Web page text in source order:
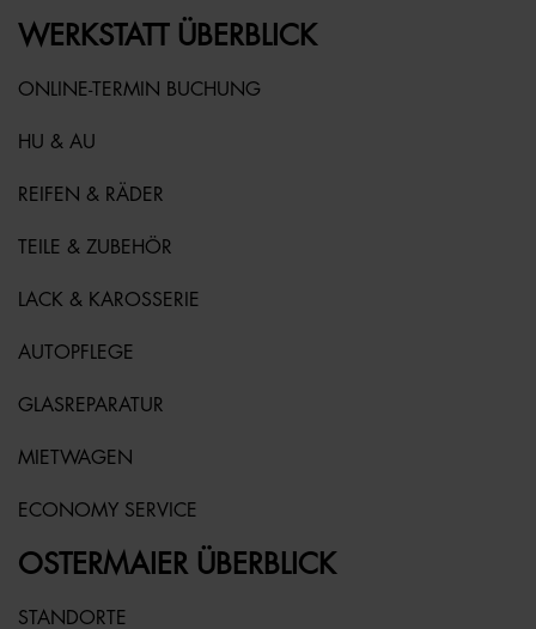
WERKSTATT ÜBERBLICK
ONLINE-TERMIN BUCHUNG
HU & AU
REIFEN & RÄDER
TEILE & ZUBEHÖR
LACK & KAROSSERIE
AUTOPFLEGE
GLASREPARATUR
MIETWAGEN
ECONOMY SERVICE
OSTERMAIER ÜBERBLICK
STANDORTE